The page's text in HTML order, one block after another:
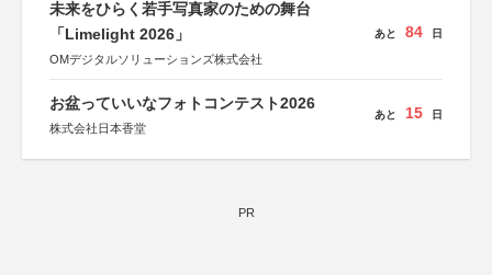
未来をひらく若手写真家のための舞台
「Limelight 2026」
OMデジタルソリューションズ株式会社
あと 84 日
お盆っていいなフォトコンテスト2026
株式会社日本香堂
あと 15 日
PR